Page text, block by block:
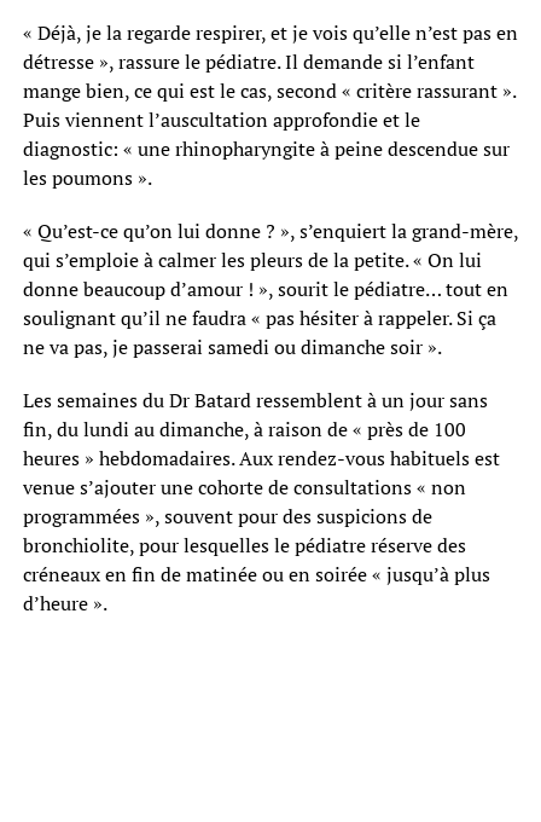
« Déjà, je la regarde respirer, et je vois qu’elle n’est pas en
détresse », rassure le pédiatre. Il demande si l’enfant
mange bien, ce qui est le cas, second « critère rassurant ».
Puis viennent l’auscultation approfondie et le
diagnostic: « une rhinopharyngite à peine descendue sur
les poumons ».
« Qu’est-ce qu’on lui donne ? », s’enquiert la grand-mère,
qui s’emploie à calmer les pleurs de la petite. « On lui
donne beaucoup d’amour ! », sourit le pédiatre… tout en
soulignant qu’il ne faudra « pas hésiter à rappeler. Si ça
ne va pas, je passerai samedi ou dimanche soir ».
Les semaines du Dr Batard ressemblent à un jour sans
fin, du lundi au dimanche, à raison de « près de 100
heures » hebdomadaires. Aux rendez-vous habituels est
venue s’ajouter une cohorte de consultations « non
programmées », souvent pour des suspicions de
bronchiolite, pour lesquelles le pédiatre réserve des
créneaux en fin de matinée ou en soirée « jusqu’à plus
d’heure ».